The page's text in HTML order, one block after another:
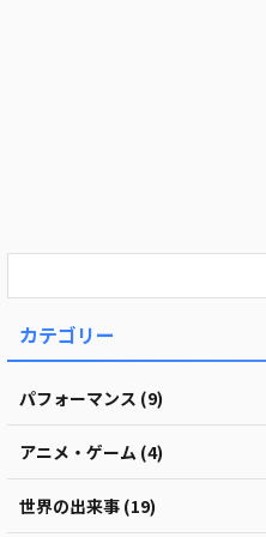
カテゴリー
パフォーマンス (9)
アニメ・ゲーム (4)
世界の出来事 (19)